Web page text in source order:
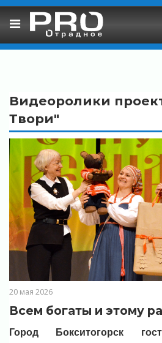
Skip
Видеоролики
Твори"
20 мая 2026
Всем богаты и этому
Город Бокситогорск